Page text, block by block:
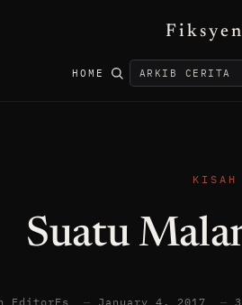
HOME
KISAH
Suatu
EditorFs — January 4, 2017 —